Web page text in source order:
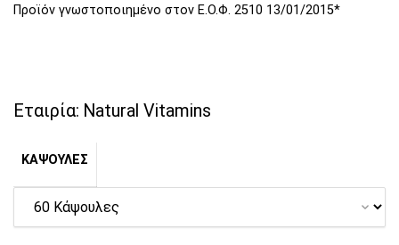
Προϊόν γνωστοποιημένο στον Ε.Ο.Φ. 2510 13/01/2015*
Εταιρία: Natural Vitamins
ΚΑΨΟΥΛΕΣ